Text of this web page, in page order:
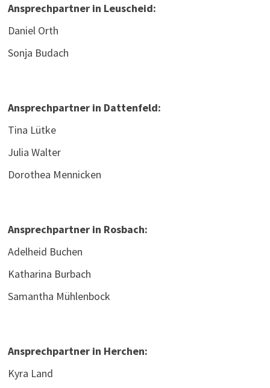
Ansprechpartner in Leuscheid:
Daniel Orth
Sonja Budach
Ansprechpartner in Dattenfeld:
Tina Lütke
Julia Walter
Dorothea Mennicken
Ansprechpartner in Rosbach:
Adelheid Buchen
Katharina Burbach
Samantha Mühlenbock
Ansprechpartner in Herchen:
Kyra Land